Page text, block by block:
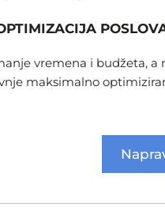
vremena i budžeta,
maksimalno